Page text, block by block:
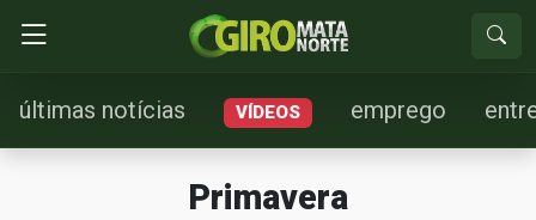
últimas notícias VÍDEOS emprego
Primavera